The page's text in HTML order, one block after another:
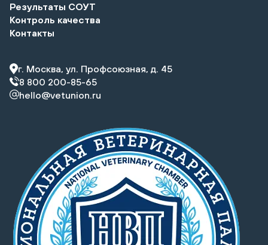
Результаты СОУТ
Контроль качества
Контакты
г. Москва, ул. Профсоюзная, д. 45
8 800 200-85-65
hello@vetunion.ru